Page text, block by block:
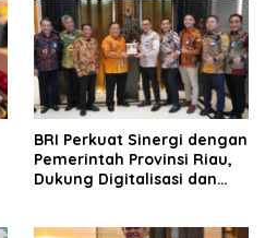
BRI Perkuat Sinergi dengan
Pemerintah Provinsi Riau,
Dukung Digitalisasi dan